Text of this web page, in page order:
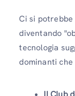
Ci si
diventando
tecnologia
dominanti che